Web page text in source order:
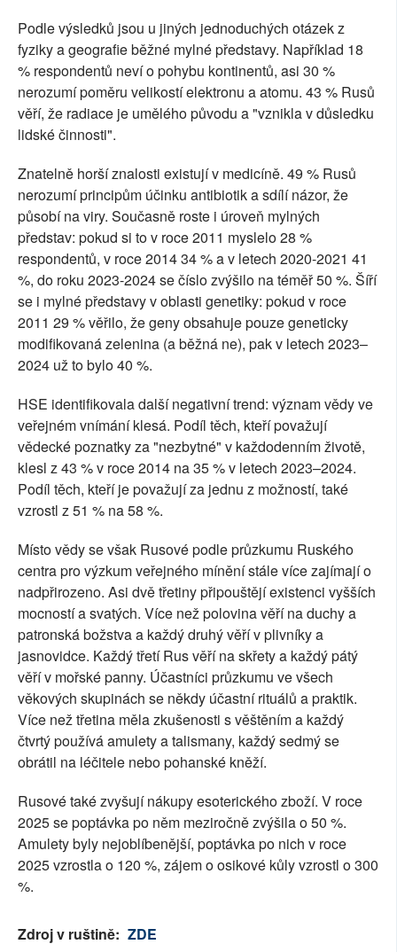
Podle výsledků jsou u jiných jednoduchých otázek z
fyziky a geografie běžné mylné představy. Například 18
% respondentů neví o pohybu kontinentů, asi 30 %
nerozumí poměru velikostí elektronu a atomu. 43 % Rusů
věří, že radiace je umělého původu a "vznikla v důsledku
lidské činnosti".
Znatelně horší znalosti existují v medicíně. 49 % Rusů
nerozumí principům účinku antibiotik a sdílí názor, že
působí na viry. Současně roste i úroveň mylných
představ: pokud si to v roce 2011 myslelo 28 %
respondentů, v roce 2014 34 % a v letech 2020-2021 41
%, do roku 2023-2024 se číslo zvýšilo na téměř 50 %. Šíří
se i mylné představy v oblasti genetiky: pokud v roce
2011 29 % věřilo, že geny obsahuje pouze geneticky
modifikovaná zelenina (a běžná ne), pak v letech 2023–
2024 už to bylo 40 %.
HSE identifikovala další negativní trend: význam vědy ve
veřejném vnímání klesá. Podíl těch, kteří považují
vědecké poznatky za "nezbytné" v každodenním životě,
klesl z 43 % v roce 2014 na 35 % v letech 2023–2024.
Podíl těch, kteří je považují za jednu z možností, také
vzrostl z 51 % na 58 %.
Místo vědy se však Rusové podle průzkumu Ruského
centra pro výzkum veřejného mínění stále více zajímají o
nadpřirozeno. Asi dvě třetiny připouštějí existenci vyšších
mocností a svatých. Více než polovina věří na duchy a
patronská božstva a každý druhý věří v plivníky a
jasnovidce. Každý třetí Rus věří na skřety a každý pátý
věří v mořské panny. Účastníci průzkumu ve všech
věkových skupinách se někdy účastní rituálů a praktik.
Více než třetina měla zkušenosti s věštěním a každý
čtvrtý používá amulety a talismany, každý sedmý se
obrátil na léčitele nebo pohanské kněží.
Rusové také zvyšují nákupy esoterického zboží. V roce
2025 se poptávka po něm meziročně zvýšila o 50 %.
Amulety byly nejoblíbenější, poptávka po nich v roce
2025 vzrostla o 120 %, zájem o osikové kůly vzrostl o 300
%.
Zdroj v ruštině: ZDE